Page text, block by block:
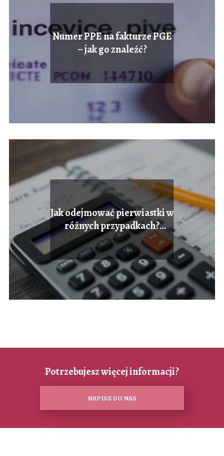
Numer PPE na fakturze PGE
– jak go znaleźć?
Jak odejmować pierwiastki w
różnych przypadkach?
Przewodnik krok po kroku
Potrzebujesz więcej informacji?
NAPISZ DO NAS